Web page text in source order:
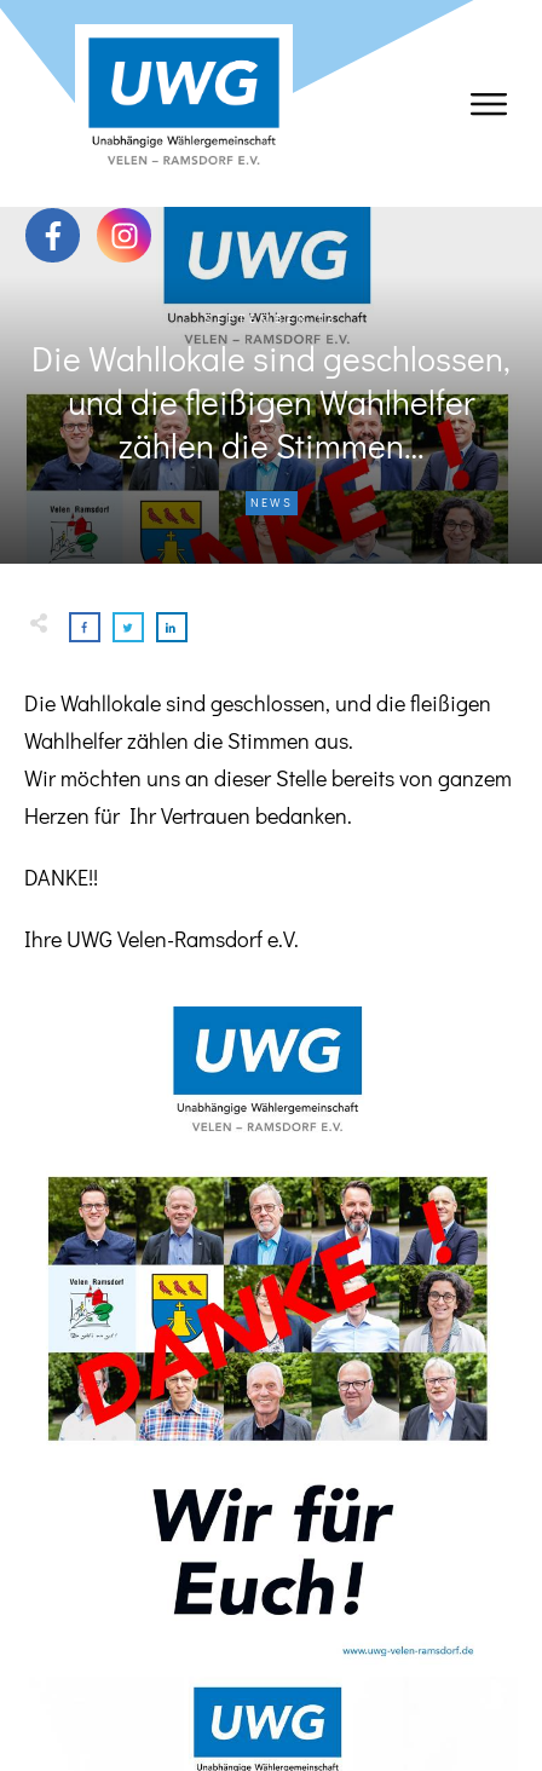
SEPTEMBER 13
Die Wahllokale sind geschlossen,
und die fleißigen Wahlhelfer
zählen die Stimmen…
NEWS
Die Wahllokale sind geschlossen, und die fleißigen
Wahlhelfer zählen die Stimmen aus.
Wir möchten uns an dieser Stelle bereits von ganzem
Herzen für Ihr Vertrauen bedanken.
DANKE!!
Ihre UWG Velen-Ramsdorf e.V.